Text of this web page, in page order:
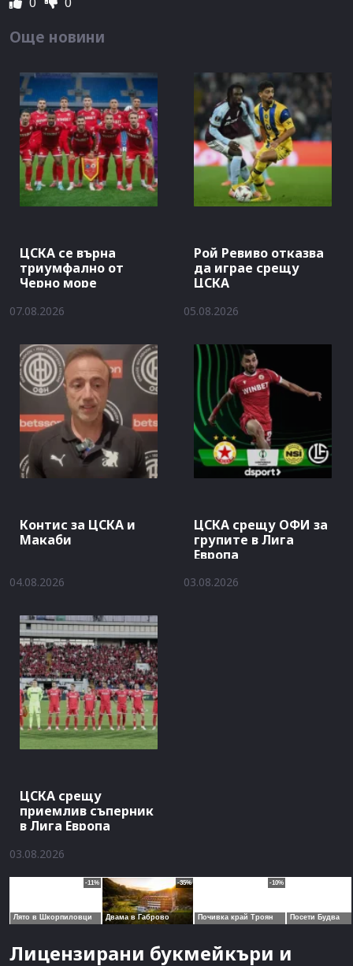
Още новини
ЦСКА се върна
триумфално от
Черно море
07.08.2026
Рой Ревиво отказва
да играе срещу
ЦСКА
05.08.2026
Контис за ЦСКА и
Макаби
04.08.2026
ЦСКА срещу ОФИ за
групите в Лига
Европа
03.08.2026
ЦСКА срещу
приемлив съперник
в Лига Европа
03.08.2026
Лицензирани букмейкъри и